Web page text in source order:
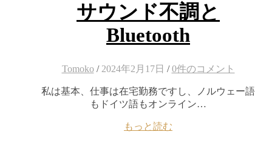
サウンド不調と
Bluetooth
Tomoko / 2024年2月17日 / 0件のコメント
私は基本、仕事は在宅勤務ですし、ノルウェー語
もドイツ語もオンライン…
もっと読む